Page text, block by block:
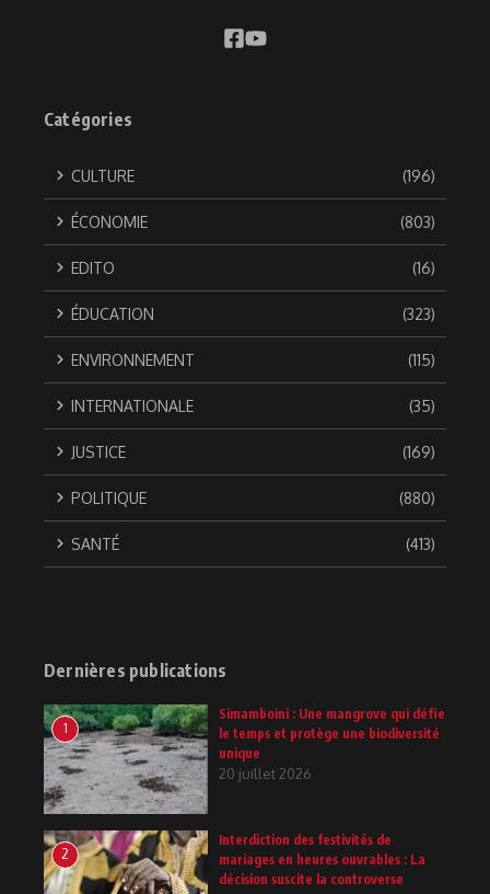
Catégories
CULTURE (196)
ÉCONOMIE (803)
EDITO (16)
ÉDUCATION (323)
ENVIRONNEMENT (115)
INTERNATIONALE (35)
JUSTICE (169)
POLITIQUE (880)
SANTÉ (413)
Dernières publications
1
Simamboini : Une mangrove qui défie
le temps et protège une biodiversité
unique
20 juillet 2026
2
Interdiction des festivités de
mariages en heures ouvrables : La
décision suscite la controverse